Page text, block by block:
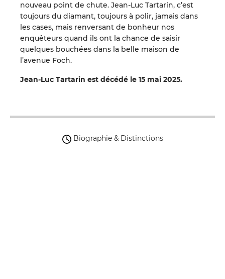
nouveau point de chute. Jean-Luc Tartarin, c’est
toujours du diamant, toujours à polir, jamais dans
les cases, mais renversant de bonheur nos
enquêteurs quand ils ont la chance de saisir
quelques bouchées dans la belle maison de
l’avenue Foch.
Jean-Luc Tartarin est décédé le 15 mai 2025.
Biographie & Distinctions